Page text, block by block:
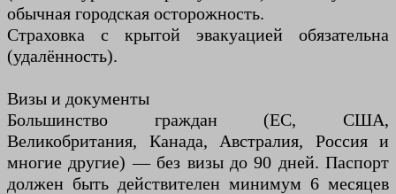
обычная городская осторожность.
Страховка с крытой эвакуацией обязательна
(удалённость).
Визы и документы
Большинство граждан (ЕС, США,
Великобритания, Канада, Австралия, Россия и
многие другие) — без визы до 90 дней. Паспорт
должен быть действителен минимум 6 месяцев